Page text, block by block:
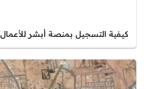
كيفية التسجيل بمنصة أبشر للأعمال